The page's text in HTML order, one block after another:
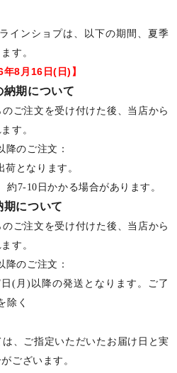
インショプは、以下の期間、夏季
す。
8月16日(日)】
納期について
ご注文を受け付けた後、当店から
す。
のご注文：
となります。
7-10日かかる場合があります。
期について
ご注文を受け付けた後、当店から
す。
のご注文：
(月)以降の発送となります。ご了
除く
、ご指定いただいたお届け日と実
ございます。